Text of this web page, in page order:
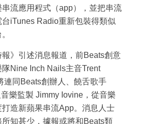
串流應用程式（app），並把串流
台iTunes Radio重新包裝得類似
報》引述消息報道，前Beats創意
隊Nine Inch Nails主音Trent
連同Beats創辦人、饒舌歌手
音樂監製 Jimmy Iovine，從音樂
打造新蘋果串流App。消息人士
知甚少，據報或將和Beats類